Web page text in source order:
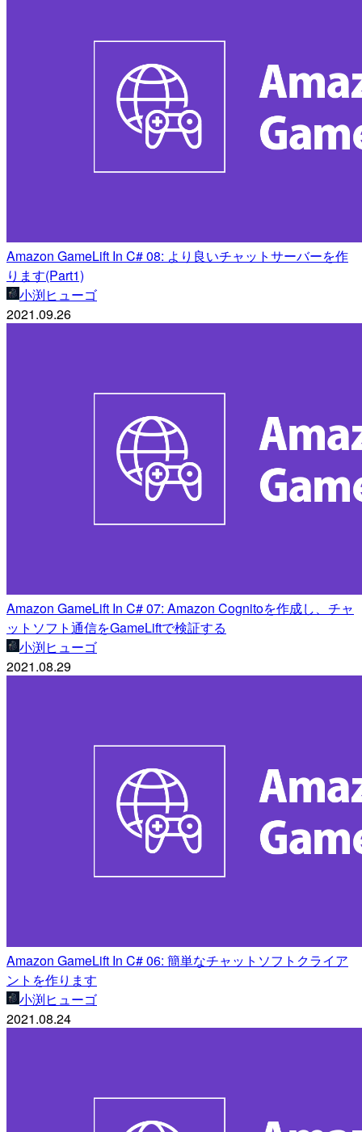
Amazon GameLift In C# 08: より良いチャットサーバーを作
ります(Part1)
小渕ヒューゴ
2021.09.26
Amazon GameLift In C# 07: Amazon Cognitoを作成し、チャ
ットソフト通信をGameLiftで検証する
小渕ヒューゴ
2021.08.29
Amazon GameLift In C# 06: 簡単なチャットソフトクライア
ントを作ります
小渕ヒューゴ
2021.08.24